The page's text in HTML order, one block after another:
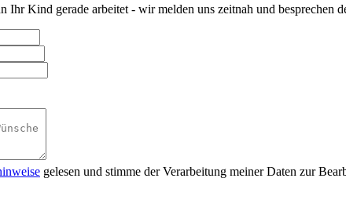
Ihr Kind gerade arbeitet - wir melden uns zeitnah und besprechen
gelesen und stimme der Verarbeitung meiner Daten zur